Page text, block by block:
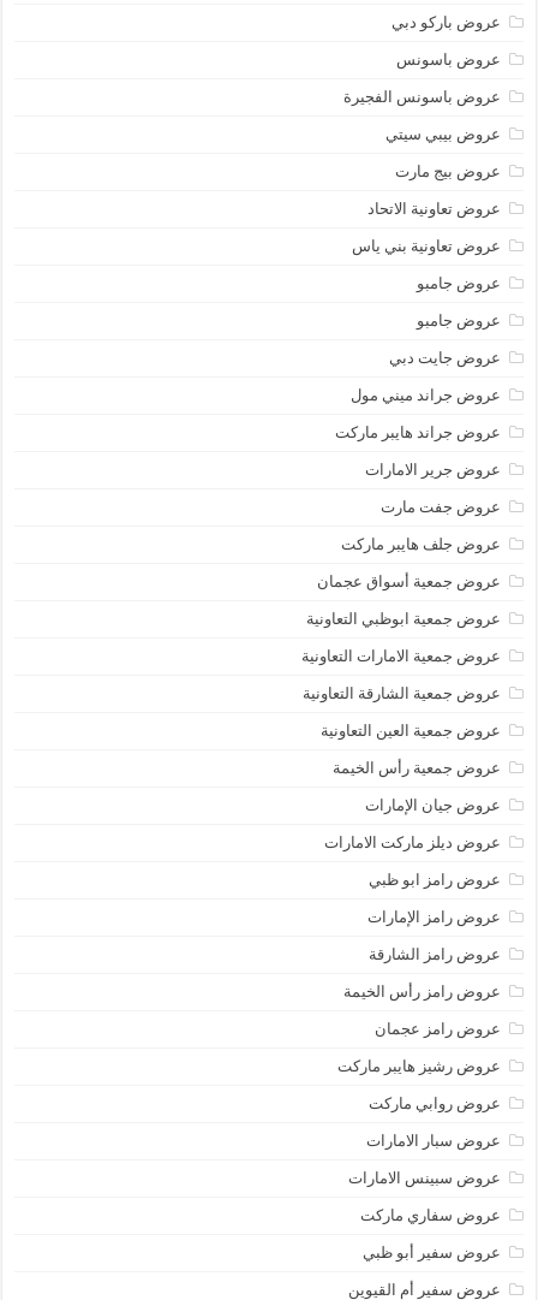
عروض باركو دبي
عروض باسونس
عروض باسونس الفجيرة
عروض بيبي سيتي
عروض بيج مارت
عروض تعاونية الاتحاد
عروض تعاونية بني ياس
عروض جامبو
عروض جامبو
عروض جايت دبي
عروض جراند ميني مول
عروض جراند هايبر ماركت
عروض جرير الامارات
عروض جفت مارت
عروض جلف هايبر ماركت
عروض جمعية أسواق عجمان
عروض جمعية ابوظبي التعاونية
عروض جمعية الامارات التعاونية
عروض جمعية الشارقة التعاونية
عروض جمعية العين التعاونية
عروض جمعية رأس الخيمة
عروض جيان الإمارات
عروض ديلز ماركت الامارات
عروض رامز ابو ظبي
عروض رامز الإمارات
عروض رامز الشارقة
عروض رامز رأس الخيمة
عروض رامز عجمان
عروض رشيز هايبر ماركت
عروض روابي ماركت
عروض سبار الامارات
عروض سبينس الامارات
عروض سفاري ماركت
عروض سفير أبو ظبي
عروض سفير أم القيوين